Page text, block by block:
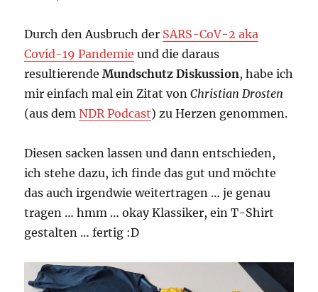
Durch den Ausbruch der SARS-CoV-2 aka
Covid-19 Pandemie und die daraus
resultierendeMundschutz Diskussion, habe ich
mir einfach mal ein Zitat vonChristian Drosten
(aus demNDR Podcast) zu Herzen genommen.
Diesen sacken lassen und dann entschieden,
ich stehe dazu, ich finde das gut und möchte
das auch irgendwie weitertragen … je genau
tragen … hmm … okay Klassiker, ein T-Shirt
gestalten … fertig :D